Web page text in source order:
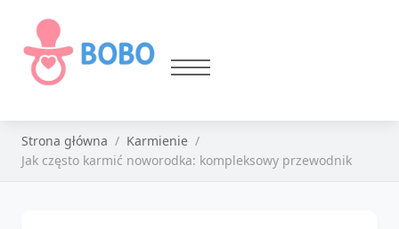
Strona główna
Karmienie
Jak często karmić noworodka: kompleksowy przewodnik